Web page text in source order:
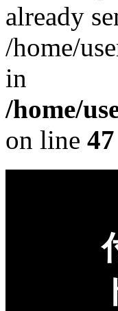
already
/home/
in
/home/
on line 47